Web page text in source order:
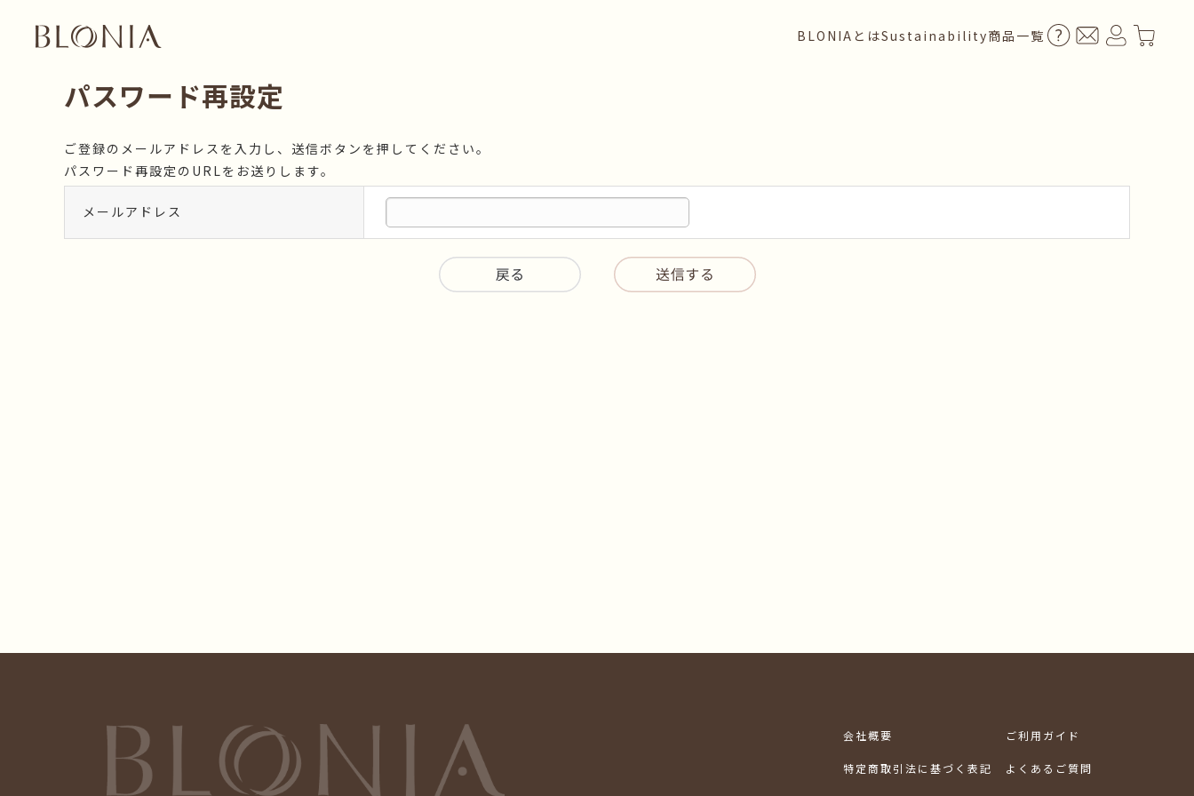
BLONIAとはSustainability商品一覧
パスワード再設定
ご登録のメールアドレスを入力し、送信ボタンを押してください。
パスワード再設定のURLをお送りします。
メールアドレス
会社概要
特定商取引法に基づく表記
ご利用ガイド
よくあるご質問